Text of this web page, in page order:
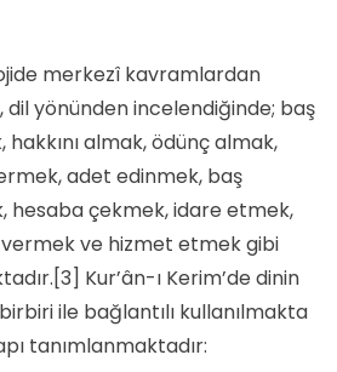
merkezî kavramlardan
dil yönünden incelendiğinde; baş
almak, ödünç almak,
adet edinmek, baş
hesaba çekmek, idare etmek,
ve hizmet etmek gibi
[3] Kur’ân-ı Kerim’de dinin
ile bağlantılı kullanılmakta
tanımlanmaktadır: